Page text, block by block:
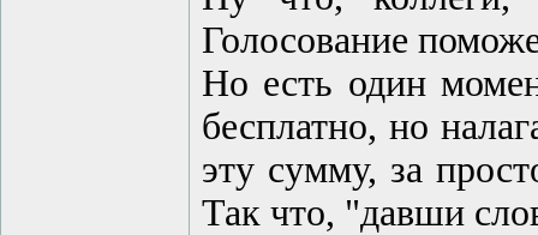
Голосование
Но есть один
бесплатно, но
эту сумму, за
Так что, "давши